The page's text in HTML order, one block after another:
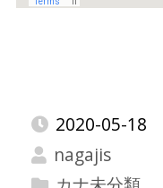
2020-05-18
nagajis